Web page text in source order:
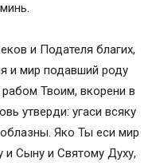
и Подателя благих,
и мир подавший роду
Твоим, вкорени в
утверди: угаси всяку
Яко Ты еси мир
и Сыну и Святому Духу,